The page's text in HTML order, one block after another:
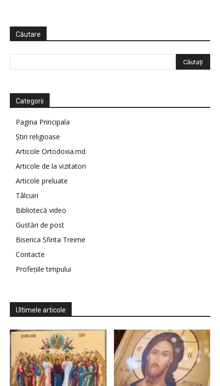
Căutare
Categorii
Pagina Principala
Știri religioase
Articole Ortodoxia.md
Articole de la vizitatori
Articole preluate
Tâlcuiri
Bibliotecă video
Gustări de post
Biserica Sfinta Treime
Contacte
Profețiile timpului
Ultimele articole